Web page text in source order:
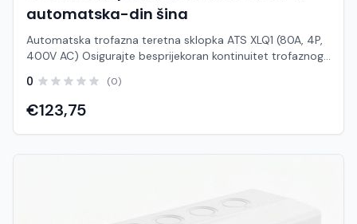
automatska-din šina
Automatska trofazna teretna sklopka ATS XLQ1 (80A, 4P,
400V AC) Osigurajte besprijekoran kontinuitet trofaznog
visokoučinkovitu ATS sklopku serije XLQ1. Ovaj
četveropolni (4P) uređaj s nazivnom strujom od 80A
posebno je dizajniran za ugradnju na standardnu DIN šinu
(35 mm) unutar razvodnih ormara, omogućujući
potrebno automatsko prebacivanje na mrežu kada se
baterije isprazne) ili za automatsko upravljanje backup
0 (0)
€123,75